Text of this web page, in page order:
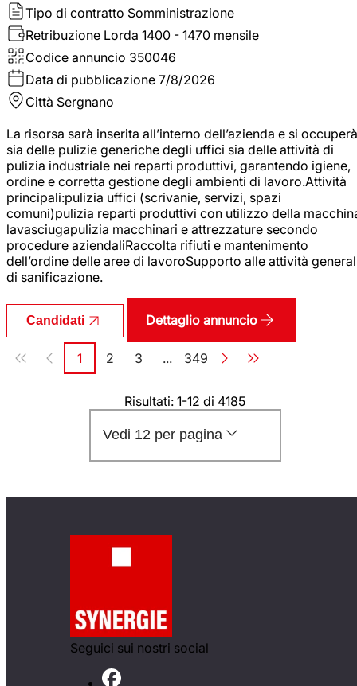
Tipo di contratto Somministrazione
Retribuzione Lorda 1400 - 1470 mensile
Codice annuncio 350046
Data di pubblicazione 7/8/2026
Città Sergnano
La risorsa sarà inserita all’interno dell’azienda e si occuperà
sia delle pulizie generiche degli uffici sia delle attività di
pulizia industriale nei reparti produttivi, garantendo igiene,
ordine e corretta gestione degli ambienti di lavoro.Attività
principali:pulizia uffici (scrivanie, servizi, spazi
comuni)pulizia reparti produttivi con utilizzo della
lavasciugapulizia macchinari e attrezzature secondo
procedure aziendaliRaccolta rifiuti e mantenimento
dell’ordine delle aree di lavoroSupporto alle attività
di sanificazione.
Candidati Dettaglio annuncio
Paginazione
Pagina
1 Pagina
2 Pagina
3 ... Pagina
349
Risultati: 1-12 di 4185
Vedi 12 per pagina
Seguici sui nostri social